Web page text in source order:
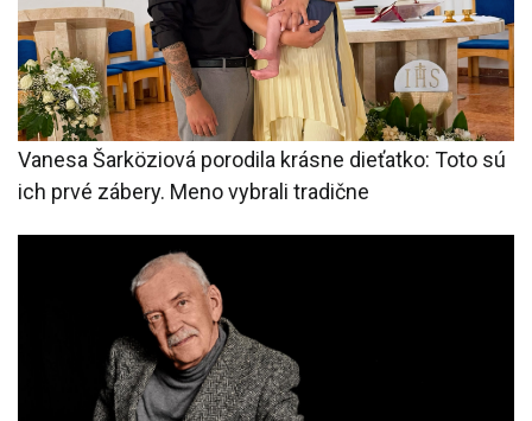
Vanesa Šarköziová porodila krásne dieťatko: Toto sú
ich prvé zábery. Meno vybrali tradične